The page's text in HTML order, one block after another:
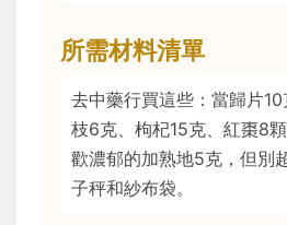
所需材料清單
去中藥行買這些：當歸片
枝6克、枸杞15克、紅棗8
歡濃郁的加熟地5克，但別
子秤和紗布袋。